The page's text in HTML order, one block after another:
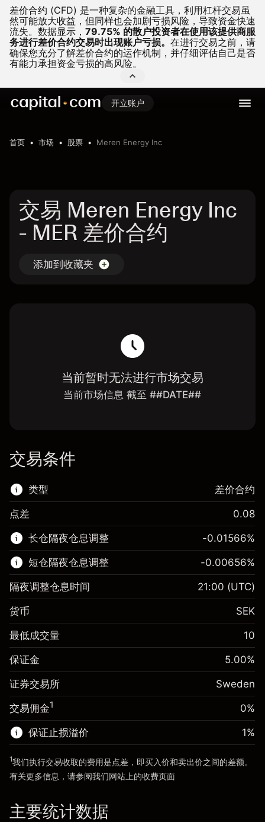
差价合约 (CFD) 是一种复杂的金融工具，利用杠杆交易虽
然可能放大收益，但同样也会加剧亏损风险，导致资金快速
流失。 数据显示， 79.75% 的散户投资者在使用该提供商服
务进行差价合约交易时出现账户亏损。 在进行交易之前，请
确保您充分了解差价合约的运作机制，并仔细评估自己是否
有能力承担资金亏损的高风险。
开立账户
首页 市场 股票 Meren Energy Inc
交易 Meren Energy Inc
- MER 差价合约
添加到收藏夹
当前暂时无法进行市场交易
当前市场信息 截至 ##DATE##
交易条件
类型
该金融市场可进行差价合约交易。
了解更多:
差价合约
差价合约
点差 0.08
长仓隔夜仓息调整
保证金。您的投资
SEK 1,000.00
隔夜仓息
-0.01566%
(-SEK 3.13)
使用杠杆的交易规模（大约值）SEK 20,000.00
来自杠杆的资金 - 美元（大约值）
SEK 19,000.00
前往平台
-0.01566%
短仓隔夜仓息调整
保证金。您的投资
SEK 1,000.00
隔夜仓息
来自头寸全值的费用
-0.006562%
(-SEK 1.31)
使用杠杆的交易规模（大约值）SEK 20,000.00
来自杠杆的资金 - 美元（大约值）
SEK 19,000.00
前往平台
-0.00656%
隔夜调整仓息时间 21:00 (UTC)
货币 SEK
最低成交量 10
保证金 5.00%
证券交易所 Sweden
交易佣金1 0%
保证止损溢价 1%
1我们执行交易收取的费用是点差，即买入价和卖出价之间的差额。
有关更多信息，请参阅我们网站上的收费页面
主要统计数据